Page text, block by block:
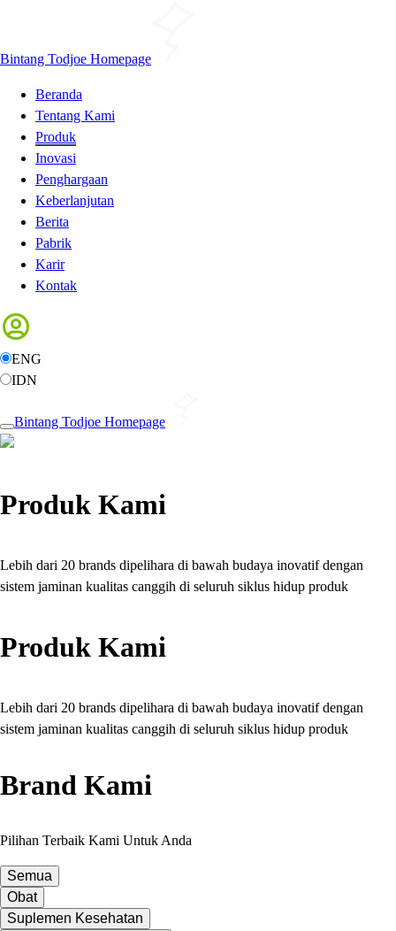
Bintang Todjoe Homepage
Beranda
Tentang Kami
Produk
Inovasi
Penghargaan
Keberlanjutan
Berita
Pabrik
Karir
Kontak
ENG
IDN
Bintang Todjoe Homepage
Produk Kami
Lebih dari 20 brands dipelihara di bawah budaya inovatif dengan
sistem jaminan kualitas canggih di seluruh siklus hidup produk
Produk Kami
Lebih dari 20 brands dipelihara di bawah budaya inovatif dengan
sistem jaminan kualitas canggih di seluruh siklus hidup produk
Brand Kami
Pilihan Terbaik Kami Untuk Anda
Semua
Obat
Suplemen Kesehatan